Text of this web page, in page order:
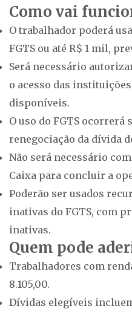
Como vai
O trabalhador poderá
FGTS ou até R$ 1 mil,
Será necessário
o acesso das
disponíveis.
O uso do FGTS ocorrerá
renegociação da dívida
Não será necessário
Caixa para concluir a
Poderão ser usados
inativas do FGTS, com
inativas.
Quem pode
Trabalhadores com
8.105,00.
Dívidas elegíveis